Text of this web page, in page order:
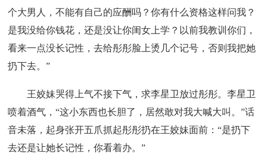
个大男人，不能有自己的应酬吗？你有什么资格这样问我？
是我没给你钱花，还是没让你闺女上学？以前我教训你们，
看来一点没长记性，去给彤彤脸上烫几个记号，否则我把她
扔下去。”
王姣妹哭得上气不接下气，求李星卫放过彤彤。李星卫
喷着酒气，“这小东西也长胆了，居然敢对我大喊大叫。”话
音未落，起身张开五爪抓起彤彤扔在王姣妹面前：“是扔下
去还是让她长记性，你看着办。”